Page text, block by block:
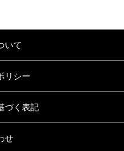
いて
リシー
づく表記
せ